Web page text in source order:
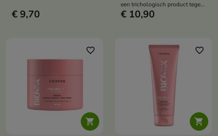
van droge en vette roos,
schilfering en jeuk helpt
€ 9,70
een trichologisch product tegen
haaruitval dat de hoofdhuid
exosome-technologie, kopyrrol,
capixyl, cafeïne, biotine en
niacinamide, helpt haaruitval te
verminderen, de haargroei te
stimuleren en de conditie van de
hoofdhuid en het haar te
€ 10,90

favorite_border

favorite_border